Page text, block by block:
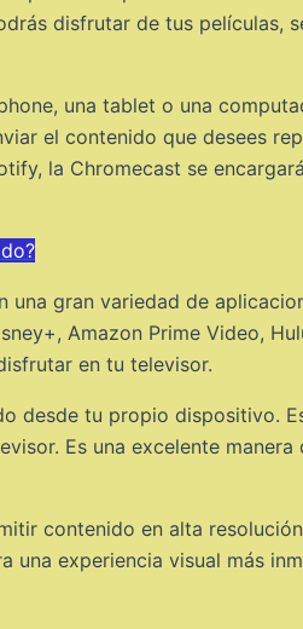
disfrutar de tus películas,
una tablet o una
el contenido que desees
la Chromecast se
gran variedad de
Amazon Prime Video,
en tu televisor.
desde tu propio dispositivo.
Es una excelente
contenido en alta
experiencia visual más